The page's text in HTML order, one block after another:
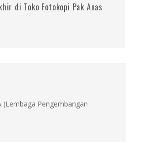
di Toko Fotokopi Pak Anas
Pengembangan